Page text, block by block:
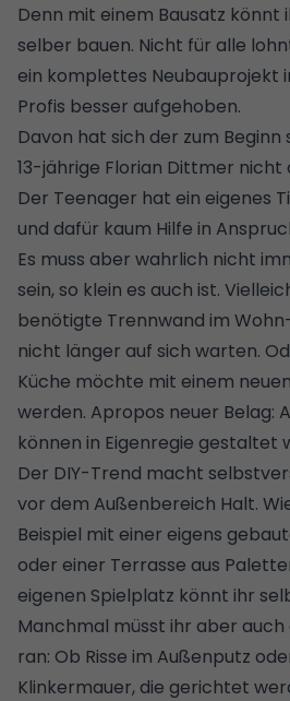
Denn mit einem Bausatz könnt
selber bauen. Nicht für alle
ein komplettes Neubauprojekt
Profis besser aufgehoben.
Davon hat sich der zum Beginn
13-jährige Florian Dittmer nicht
Der Teenager hat ein eigenes
und dafür kaum Hilfe in
Es muss aber wahrlich nicht
sein, so klein es auch ist.
benötigte Trennwand im
nicht länger auf sich warten.
Küche möchte mit einem
werden. Apropos neuer Belag:
können in Eigenregie gestaltet
Der DIY-Trend macht
vor dem Außenbereich Halt.
Beispiel mit einer eigens
oder einer Terrasse aus
eigenen Spielplatz könnt ihr
Manchmal müsst ihr aber auch
ran: Ob Risse im Außenputz
Klinkermauer, die gerichtet